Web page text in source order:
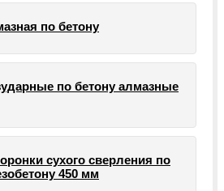
по бетону
по бетону алмазные
сухого сверления по
450 мм